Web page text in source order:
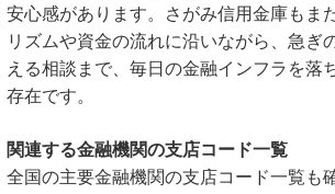
安心感があります。さがみ信用金庫もま
リズムや資金の流れに沿いながら、急ぎ
える相談まで、毎日の金融インフラを落
存在です。
関連する金融機関の支店コード一覧
全国の主要金融機関の支店コード一覧も